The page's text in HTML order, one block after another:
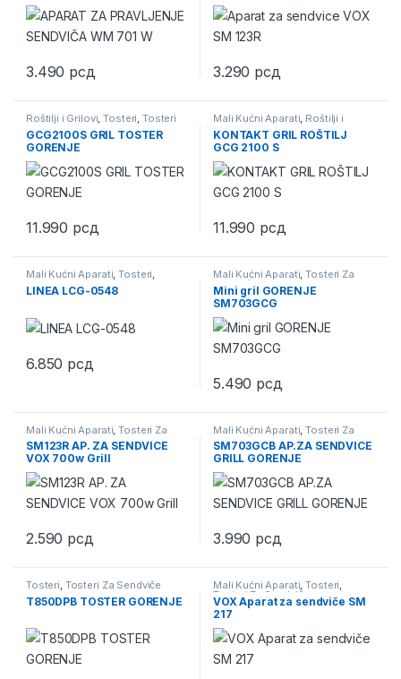
3.490 рсд 3.290 рсд
Roštilji i Grilovi,Tosteri, Tosteri
Za Sendviče
GCG2100S GRIL TOSTER
GORENJE
11.990 рсд
Mali Kućni Aparati, Roštilji i
Grilovi,Tosteri,Tosteri Za
Sendviče
KONTAKT GRIL ROŠTILJ
GCG 2100 S
11.990 рсд
Mali Kućni Aparati,Tosteri,
Tosteri Za Sendviče
LINEA LCG-0548
6.850 рсд
Mali Kućni Aparati,Tosteri Za
Sendviče
Mini gril GORENJE
SM703GCG
5.490 рсд
Mali Kućni Aparati ,Tosteri Za
Sendviče
SM123R AP. ZA SENDVICE
VOX 700w Grill
2.590 рсд
Mali Kućni Aparati ,Tosteri Za
Sendviče
SM703GCB AP.ZA SENDVICE
GRILL GORENJE
3.990 рсд
Tosteri, Tosteri Za Sendviče
T850DPB TOSTER GORENJE
Mali Kućni Aparati,Tosteri,
Tosteri Za Sendviče
VOX Aparat za sendviče SM
217